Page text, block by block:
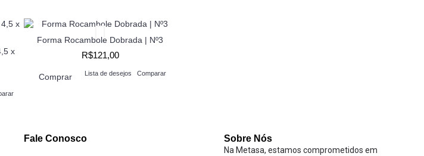
x
Forma Rocambole Dobrada | Nº3
R$121,00
Comprar Lista de desejos Comparar
Fale Conosco Sobre Nós
Na Metasa, estamos comprometidos em